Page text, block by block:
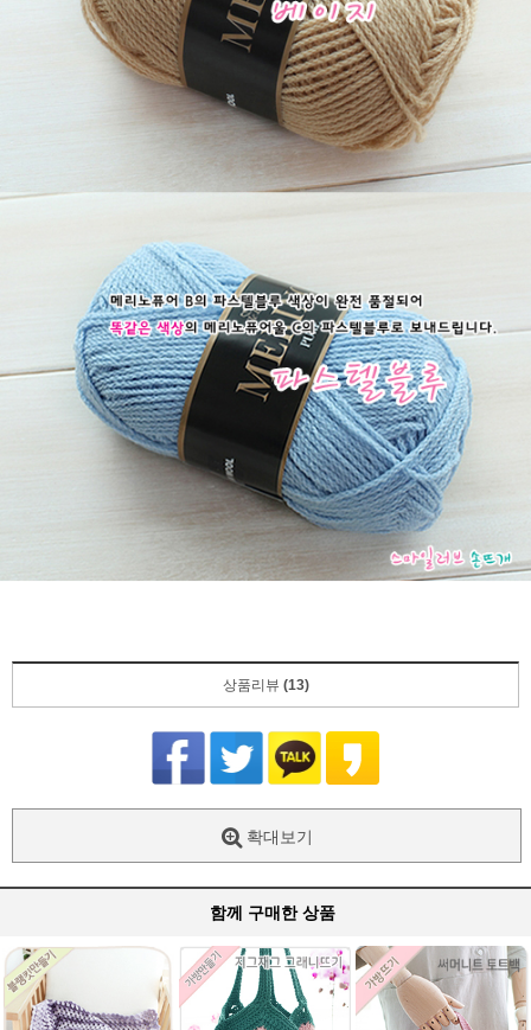
상품리뷰 (13)
확대보기
함께 구매한 상품